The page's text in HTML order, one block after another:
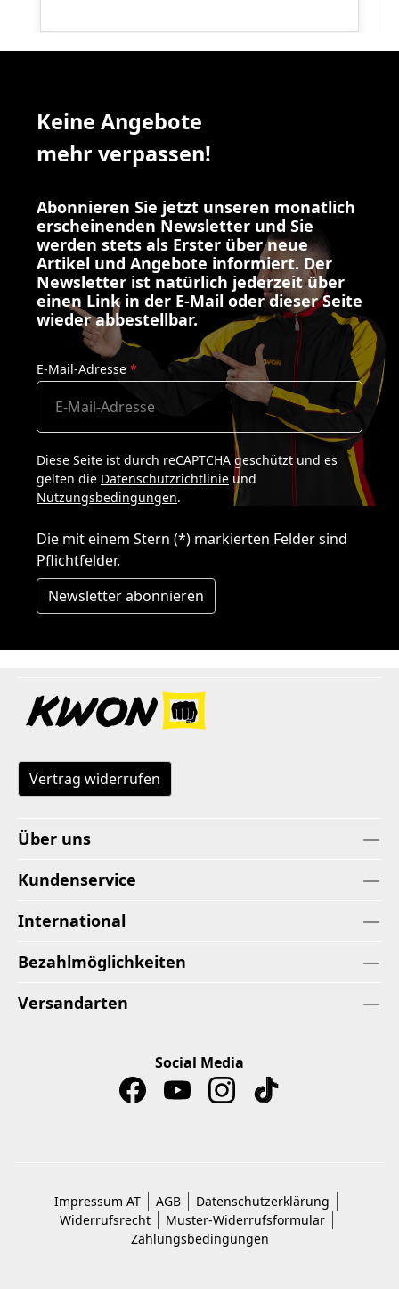
Keine Angebote
mehr verpassen!
Abonnieren Sie jetzt unseren monatlich
erscheinenden Newsletter und Sie
werden stets als Erster über neue
Artikel und Angebote informiert. Der
Newsletter ist natürlich jederzeit über
einen Link in der E-Mail oder dieser Seite
wieder abbestellbar.
E-Mail-Adresse *
Diese Seite ist durch reCAPTCHA geschützt und es
gelten die Datenschutzrichtlinie und
Nutzungsbedingungen.
Die mit einem Stern (*) markierten Felder sind
Pflichtfelder.
Newsletter abonnieren
Vertrag widerrufen
Über uns
Kundenservice
International
Bezahlmöglichkeiten
Versandarten
Social Media
Impressum AT AGB
Datenschutzerklärung
Widerrufsrecht
Muster-Widerrufsformular
Zahlungsbedingungen